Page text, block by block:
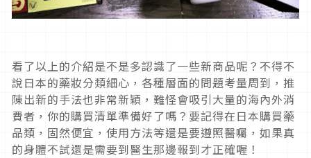
看了以上的介紹是不是多認識了一些新商品呢？不得不
說日本的藥妝分類細心，各種層面的問題考量周到，推
陳出新的手法也非常新穎，難怪會吸引大量的海內外消
費者，你的購買清單準備好了嗎？要記得在日本購買藥
品類，固然便宜，使用方法等還是要遵照醫囑，如果真
的身體不試還是需要到醫生那邊報到才正確喔！